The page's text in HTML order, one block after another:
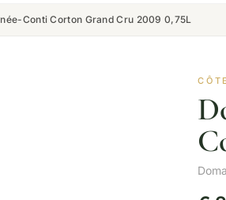
Conti Corton Grand Cru 2009 0,75L